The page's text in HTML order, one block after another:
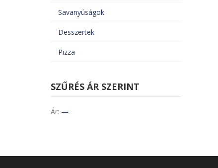
Savanyúságok
Desszertek
Pizza
SZŰRÉS ÁR SZERINT
Ár: —